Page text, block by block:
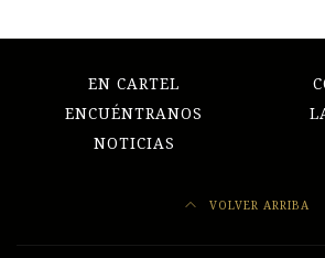
EN CARTEL
ENCUÉNTRANOS
NOTICIAS
VOLVER ARRIBA